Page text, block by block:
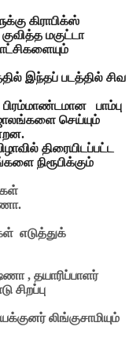
கிராபிக்ஸ்
மகுட்டா
இந்தப் படத்தில் சிவ
பிரம்மாண்டமான பாம்பு
செய்யும்
திரையிடப்பட்ட
நிரூபிக்கும்
எடுத்துக்
, தயாரிப்பாளர்
சிறப்பு
லிங்குசாமியும்